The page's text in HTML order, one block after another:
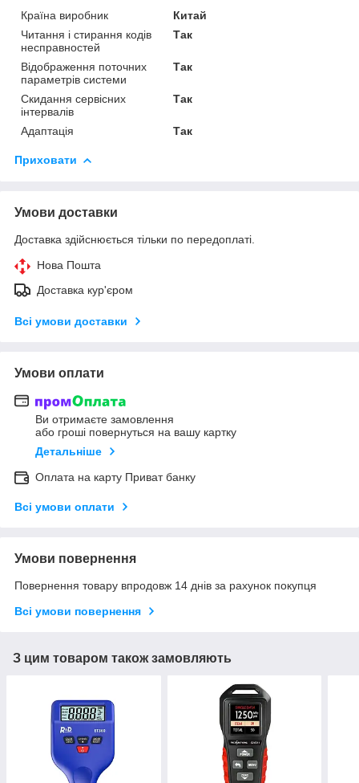
Країна виробник
Китай
Читання і стирання кодів
несправностей
Так
Відображення поточних
параметрів системи
Так
Скидання сервісних
інтервалів
Так
Адаптація Так
Приховати
Умови доставки
Доставка здійснюється тільки по передоплаті.
Нова Пошта
Доставка кур'єром
Всі умови доставки
Умови оплати
Ви отримаєте замовлення
або гроші повернуться на вашу картку
Детальніше
Оплата на карту Приват банку
Всі умови оплати
Умови повернення
Повернення товару впродовж 14 днів за рахунок покупця
Всі умови повернення
З цим товаром також замовляють